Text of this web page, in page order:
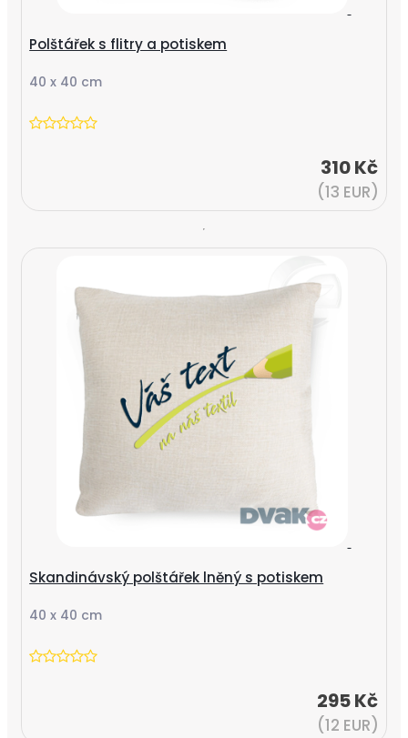
Polštářek s flitry a potiskem
40 x 40 cm
310 Kč
(13 EUR)
Skandinávský polštářek lněný s potiskem
40 x 40 cm
295 Kč
(12 EUR)